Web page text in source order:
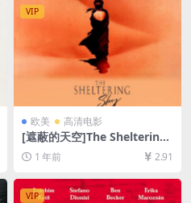
VIP
欧美 高清电影
[遮蔽的天空]The Sheltering
Sky (1990)[百度网盘+夸克网
盘1080P超清未删减资源][网
盘在线播放/下载][MP4/10G
B][中文字幕]
1 年前 2.91
VIP